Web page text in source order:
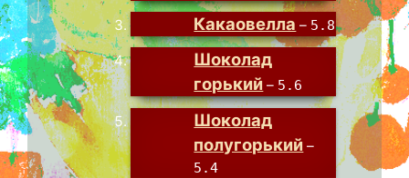
Какаовелла – 5.8
Шоколад
горький – 5.6
Шоколад
полугорький –
5.4